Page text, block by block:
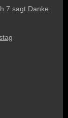
7 sagt Danke